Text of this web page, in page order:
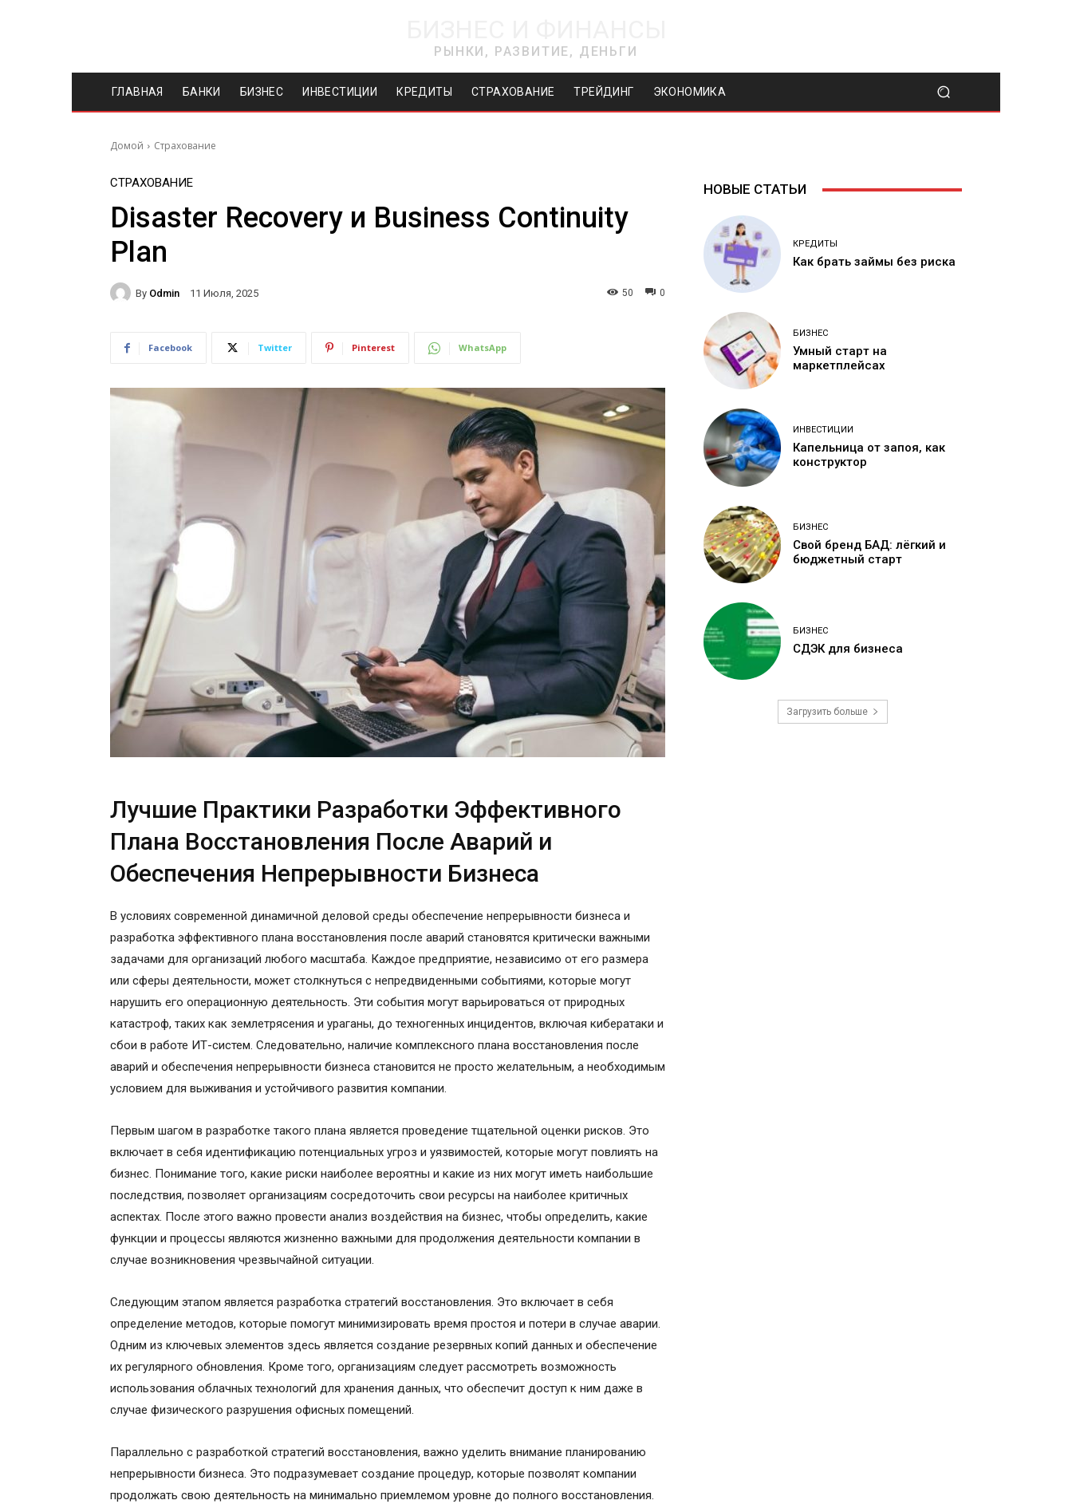
РЫНКИ, РАЗВИТИЕ, ДЕНЬГИ
ГЛАВНАЯ БАНКИ БИЗНЕС ИНВЕСТИЦИИ КРЕДИТЫ СТРАХОВАНИЕ ТРЕЙДИНГ ЭКОНОМИКА
Домой Страхование
СТРАХОВАНИЕ
Disaster Recovery и Business Continuity
Plan
By Odmin 11 Июля, 2025 0
50
Facebook Twitter Pinterest WhatsApp
Лучшие Практики Разработки Эффективного
Плана Восстановления После Аварий и
Обеспечения Непрерывности Бизнеса
В условиях современной динамичной деловой среды обеспечение непрерывности бизнеса и
разработка эффективного плана восстановления после аварий становятся критически важными
задачами для организаций любого масштаба. Каждое предприятие, независимо от его размера
или сферы деятельности, может столкнуться с непредвиденными событиями, которые могут
нарушить его операционную деятельность. Эти события могут варьироваться от природных
катастроф, таких как землетрясения и ураганы, до техногенных инцидентов, включая кибератаки и
сбои в работе ИТ-систем. Следовательно, наличие комплексного плана восстановления после
аварий и обеспечения непрерывности бизнеса становится не просто желательным, а необходимым
условием для выживания и устойчивого развития компании.
Первым шагом в разработке такого плана является проведение тщательной оценки рисков. Это
включает в себя идентификацию потенциальных угроз и уязвимостей, которые могут повлиять на
бизнес. Понимание того, какие риски наиболее вероятны и какие из них могут иметь наибольшие
последствия, позволяет организациям сосредоточить свои ресурсы на наиболее критичных
аспектах. После этого важно провести анализ воздействия на бизнес, чтобы определить, какие
функции и процессы являются жизненно важными для продолжения деятельности компании в
случае возникновения чрезвычайной ситуации.
Следующим этапом является разработка стратегий восстановления. Это включает в себя
определение методов, которые помогут минимизировать время простоя и потери в случае аварии.
Одним из ключевых элементов здесь является создание резервных копий данных и обеспечение
их регулярного обновления. Кроме того, организациям следует рассмотреть возможность
использования облачных технологий для хранения данных, что обеспечит доступ к ним даже в
случае физического разрушения офисных помещений.
Параллельно с разработкой стратегий восстановления, важно уделить внимание планированию
непрерывности бизнеса. Это подразумевает создание процедур, которые позволят компании
продолжать свою деятельность на минимально приемлемом уровне до полного восстановления.
НОВЫЕ СТАТЬИ
КРЕДИТЫ
Как брать займы без риска
БИЗНЕС
Умный старт на
маркетплейсах
ИНВЕСТИЦИИ
Капельница от запоя, как
конструктор
БИЗНЕС
Свой бренд БАД: лёгкий и
бюджетный старт
БИЗНЕС
СДЭК для бизнеса
Загрузить больше